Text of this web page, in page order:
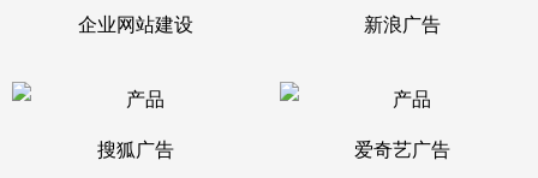
企业网站建设 新浪广告
搜狐广告 爱奇艺广告